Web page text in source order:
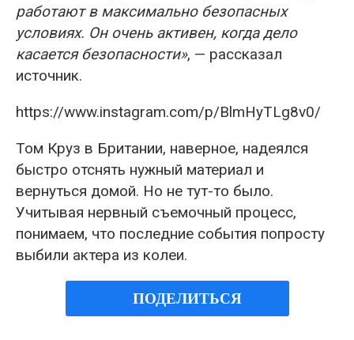
работают в максимально безопасных
условиях. Он очень активен, когда дело
касается безопасности», — рассказал
источник.
https://www.instagram.com/p/BlmHyTLg8v0/
Том Круз в Британии, наверное, надеялся
быстро отснять нужный материал и
вернуться домой. Но не тут-то было.
Учитывая нервный съемочный процесс,
понимаем, что последние события попросту
выбили актера из колеи.
ПОДЕЛИТЬСЯ